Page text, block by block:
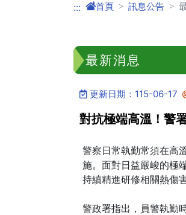
::: 首頁 訊息公告
最新消息
更新日期：115-06-17
對抗極端高溫！警
警察日常執勤常須在高
施。面對日益嚴峻的極
持續精進研修相關熱傷
警政署指出，員警執勤